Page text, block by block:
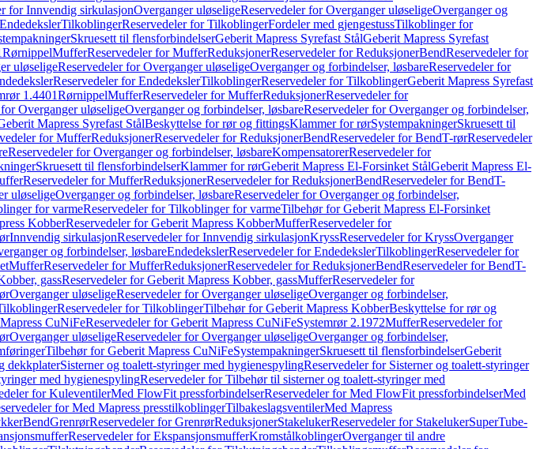
for Innvendig sirkulasjonOverganger uløseligeReservedeler for Overganger uløseligeOverganger og
TilkoblingerReservedeler for TilkoblingerFordeler med gjengestussTilkoblinger for
Skruesett til flensforbindelserGeberit Mapress Syrefast StålGeberit Mapress Syrefast
RørnippelMufferReservedeler for MufferReduksjonerReservedeler for ReduksjonerBendReservedeler for
uløseligeReservedeler for Overganger uløseligeOverganger og forbindelser, løsbareReservedeler for
Reservedeler for EndedekslerTilkoblingerReservedeler for TilkoblingerGeberit Mapress Syrefast
1.4401RørnippelMufferReservedeler for MufferReduksjonerReservedeler for
Overganger uløseligeOverganger og forbindelser, løsbareReservedeler for Overganger og forbindelser,
Mapress Syrefast StålBeskyttelse for rør og fittingsKlammer for rørSystempakningerSkruesett til
for MufferReduksjonerReservedeler for ReduksjonerBendReservedeler for BendT-rørReservedeler
Reservedeler for Overganger og forbindelser, løsbareKompensatorerReservedeler for
Skruesett til flensforbindelserKlammer for rørGeberit Mapress El-Forsinket StålGeberit Mapress El-
Reservedeler for MufferReduksjonerReservedeler for ReduksjonerBendReservedeler for BendT-
uløseligeOverganger og forbindelser, løsbareReservedeler for Overganger og forbindelser,
for varmeReservedeler for Tilkoblinger for varmeTilbehør for Geberit Mapress El-Forsinket
KobberReservedeler for Geberit Mapress KobberMufferReservedeler for
Innvendig sirkulasjonReservedeler for Innvendig sirkulasjonKryssReservedeler for KryssOverganger
og forbindelser, løsbareEndedekslerReservedeler for EndedekslerTilkoblingerReservedeler for
MufferReservedeler for MufferReduksjonerReservedeler for ReduksjonerBendReservedeler for BendT-
gassReservedeler for Geberit Mapress Kobber, gassMufferReservedeler for
Overganger uløseligeReservedeler for Overganger uløseligeOverganger og forbindelser,
Reservedeler for TilkoblingerTilbehør for Geberit Mapress KobberBeskyttelse for rør og
CuNiFeReservedeler for Geberit Mapress CuNiFeSystemrør 2.1972MufferReservedeler for
Overganger uløseligeReservedeler for Overganger uløseligeOverganger og forbindelser,
Tilbehør for Geberit Mapress CuNiFeSystempakningerSkruesett til flensforbindelserGeberit
dekkplaterSisterner og toalett-styringer med hygienespylingReservedeler for Sisterner og toalett-styringer
med hygienespylingReservedeler for Tilbehør til sisterner og toalett-styringer med
for KuleventilerMed FlowFit pressforbindelserReservedeler for Med FlowFit pressforbindelserMed
for Med Mapress presstilkoblingerTilbakeslagsventilerMed Mapress
BendGrenrørReservedeler for GrenrørReduksjonerStakelukerReservedeler for StakelukerSuperTube-
Reservedeler for EkspansjonsmufferKromstålkoblingerOverganger til andre